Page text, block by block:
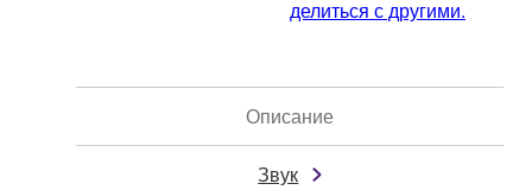
делиться с другими.
Описание
Звук